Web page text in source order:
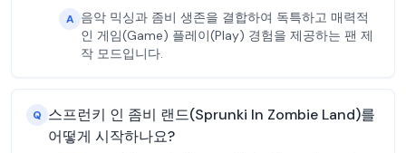
A 음악 믹싱과 좀비 생존을 결합하여 독특하고 매력적
인 게임(Game) 플레이(Play) 경험을 제공하는 팬 제
작 모드입니다.
Q 스프런키 인 좀비 랜드(Sprunki In Zombie Land)를
어떻게 시작하나요?